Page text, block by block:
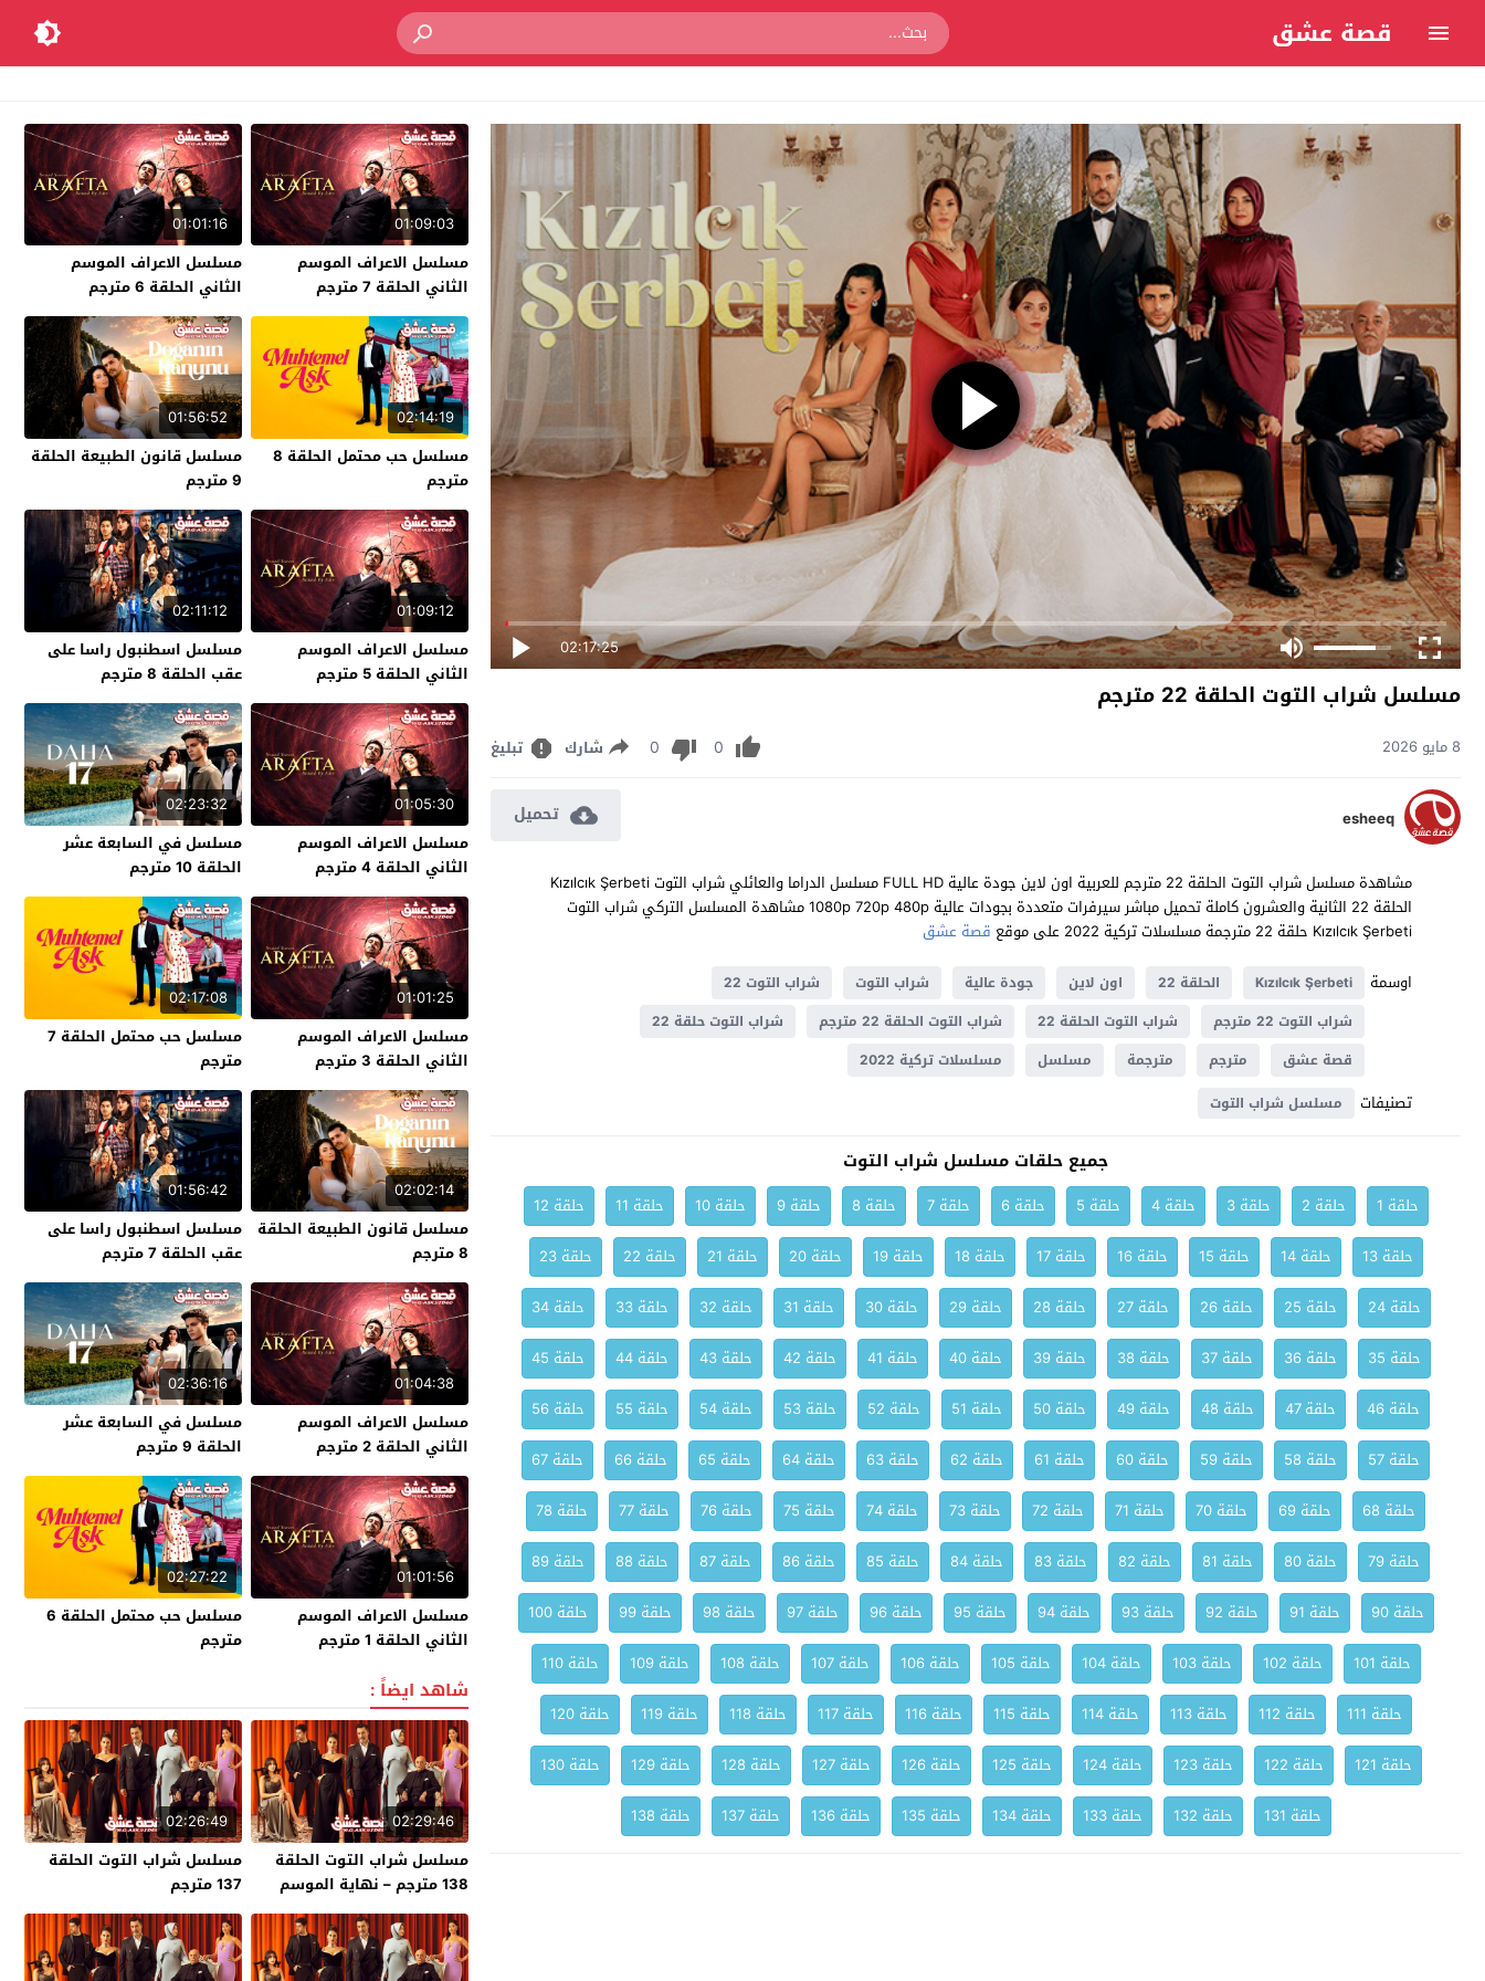
قصة عشق
02:17:25
مسلسل شراب التوت الحلقة 22 مترجم
8 مايو 2026 0
0 شارك تبليغ
esheeq تحميل
مشاهدة مسلسل شراب التوت الحلقة 22 مترجم للعربية اون لاين جودة عالية FULL HD مسلسل الدراما والعائلي شراب التوت Kızılcık Şerbeti
الحلقة 22 الثانية والعشرون كاملة تحميل مباشر سيرفرات متعددة بجودات عالية 1080p 720p 480p مشاهدة المسلسل التركي شراب التوت
Kızılcık Şerbeti حلقة 22 مترجمة مسلسلات تركية 2022 على موقع
قصة عشق
اوسمة
Kızılcık Şerbeti الحلقة 22 اون لاين جودة عالية شراب التوت
شراب التوت 22
شراب التوت 22 مترجم
شراب التوت الحلقة 22 شراب التوت الحلقة 22 مترجم
شراب التوت حلقة 22
قصة عشق
مترجم مترجمة مسلسل مسلسلات تركية 2022
تصنيفات مسلسل شراب التوت
جميع حلقات مسلسل شراب التوت
حلقة 1 حلقة 2 حلقة 3 حلقة 4 حلقة 5 حلقة 6 حلقة 7 حلقة 8 حلقة 9 حلقة 10 حلقة 11
حلقة 12
حلقة 13
حلقة 14 حلقة 15 حلقة 16 حلقة 17 حلقة 18 حلقة 19 حلقة 20 حلقة 21 حلقة 22
حلقة 23
حلقة 24
حلقة 25 حلقة 26 حلقة 27 حلقة 28 حلقة 29 حلقة 30 حلقة 31 حلقة 32 حلقة 33
حلقة 34
حلقة 35
حلقة 36 حلقة 37 حلقة 38 حلقة 39 حلقة 40 حلقة 41 حلقة 42 حلقة 43 حلقة 44
حلقة 45
حلقة 46
حلقة 47 حلقة 48 حلقة 49 حلقة 50 حلقة 51 حلقة 52 حلقة 53 حلقة 54 حلقة 55
حلقة 56
حلقة 57
حلقة 58 حلقة 59 حلقة 60 حلقة 61 حلقة 62 حلقة 63 حلقة 64 حلقة 65 حلقة 66
حلقة 67
حلقة 68
حلقة 69 حلقة 70 حلقة 71 حلقة 72 حلقة 73 حلقة 74 حلقة 75 حلقة 76 حلقة 77
حلقة 78
حلقة 79
حلقة 80 حلقة 81 حلقة 82 حلقة 83 حلقة 84 حلقة 85 حلقة 86 حلقة 87 حلقة 88
حلقة 89
حلقة 90
حلقة 91 حلقة 92 حلقة 93 حلقة 94 حلقة 95 حلقة 96 حلقة 97 حلقة 98 حلقة 99
حلقة 100
حلقة 101
حلقة 102 حلقة 103 حلقة 104 حلقة 105 حلقة 106 حلقة 107 حلقة 108 حلقة 109
حلقة 110
حلقة 111
حلقة 112 حلقة 113 حلقة 114 حلقة 115 حلقة 116 حلقة 117 حلقة 118 حلقة 119
حلقة 120
حلقة 121
حلقة 122 حلقة 123 حلقة 124 حلقة 125 حلقة 126 حلقة 127 حلقة 128 حلقة 129
حلقة 130
حلقة 131
حلقة 132 حلقة 133 حلقة 134 حلقة 135 حلقة 136 حلقة 137 حلقة 138
01:09:03
مسلسل الاعراف الموسم
الثاني الحلقة 7 مترجم
01:01:16
مسلسل الاعراف الموسم
الثاني الحلقة 6 مترجم
02:14:19
مسلسل حب محتمل الحلقة 8
مترجم
01:56:52
مسلسل قانون الطبيعة الحلقة
9 مترجم
01:09:12
مسلسل الاعراف الموسم
الثاني الحلقة 5 مترجم
02:11:12
مسلسل اسطنبول راسا على
عقب الحلقة 8 مترجم
01:05:30
مسلسل الاعراف الموسم
الثاني الحلقة 4 مترجم
02:23:32
مسلسل في السابعة عشر
الحلقة 10 مترجم
01:01:25
مسلسل الاعراف الموسم
الثاني الحلقة 3 مترجم
02:17:08
مسلسل حب محتمل الحلقة 7
مترجم
02:02:14
مسلسل قانون الطبيعة الحلقة
8 مترجم
01:56:42
مسلسل اسطنبول راسا على
عقب الحلقة 7 مترجم
01:04:38
مسلسل الاعراف الموسم
الثاني الحلقة 2 مترجم
02:36:16
مسلسل في السابعة عشر
الحلقة 9 مترجم
01:01:56
مسلسل الاعراف الموسم
الثاني الحلقة 1 مترجم
02:27:22
مسلسل حب محتمل الحلقة 6
مترجم
شاهد ايضاً :
02:29:46
مسلسل شراب التوت الحلقة
138 مترجم – نهاية الموسم
02:26:49
مسلسل شراب التوت الحلقة
137 مترجم